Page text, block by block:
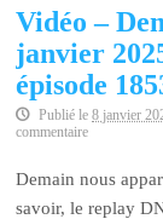
Vidéo –
janvier
épisode
Publié le8 janvier
commentaire
Demain nous
savoir, le replay